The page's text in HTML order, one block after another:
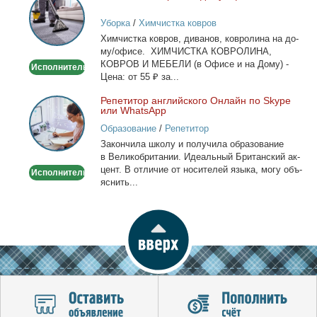
ковров
на
дому/
Исполнитель
Уборка/ Химчистка ковров
Хим­чист­ка ков­ров, ди­ва­нов, ков­ро­ли­на на до­
му/офи­се. ХИМЧИСТКА КОВРОЛИНА,
КОВРОВ И МЕБЕЛИ (в Офи­се и на До­му) -
Це­на: от 55 ₽ за...
Репетитор
английского
Онлайн
по
или
Исполнитель
Ре­пе­ти­тор ан­глий­ско­го Он­лайн по Skype
или WhatsApp
Образование/ Репетитор
За­кон­чи­ла шко­лу и по­лу­чи­ла об­ра­зо­ва­ние
в Ве­ли­ко­бри­та­нии. Иде­аль­ный Бри­тан­ский ак­
цент. В от­ли­чие от но­си­те­лей язы­ка, мо­гу объ­
яс­нить...